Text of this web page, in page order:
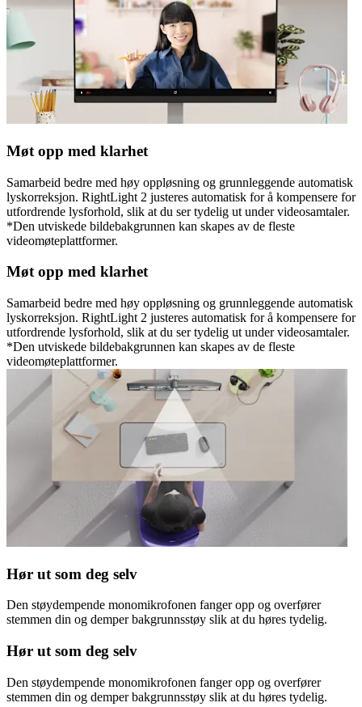
Møt opp med klarhet
Samarbeid bedre med høy oppløsning og grunnleggende automatisk
lyskorreksjon. RightLight 2 justeres automatisk for å kompensere for
utfordrende lysforhold, slik at du ser tydelig ut under videosamtaler.
*Den utviskede bildebakgrunnen kan skapes av de fleste
videomøteplattformer.
Møt opp med klarhet
Samarbeid bedre med høy oppløsning og grunnleggende automatisk
lyskorreksjon. RightLight 2 justeres automatisk for å kompensere for
utfordrende lysforhold, slik at du ser tydelig ut under videosamtaler.
*Den utviskede bildebakgrunnen kan skapes av de fleste
videomøteplattformer.
Hør ut som deg selv
Den støydempende monomikrofonen fanger opp og overfører
stemmen din og demper bakgrunnsstøy slik at du høres tydelig.
Hør ut som deg selv
Den støydempende monomikrofonen fanger opp og overfører
stemmen din og demper bakgrunnsstøy slik at du høres tydelig.